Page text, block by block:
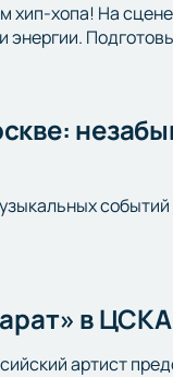
хип-хопа! На
в
артист